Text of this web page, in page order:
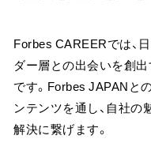
Forbes CAREERでは、
ダー層との出会いを創
です。Forbes JAPANと
ンテンツを通し、自社
解決に繋げます。